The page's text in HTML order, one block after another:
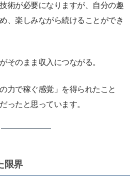
術が必要になりますが、自分の趣
、楽しみながら続けることができ
そのまま収入につながる。
力で稼ぐ感覚」を得られたこと
ったと思っています。
限界